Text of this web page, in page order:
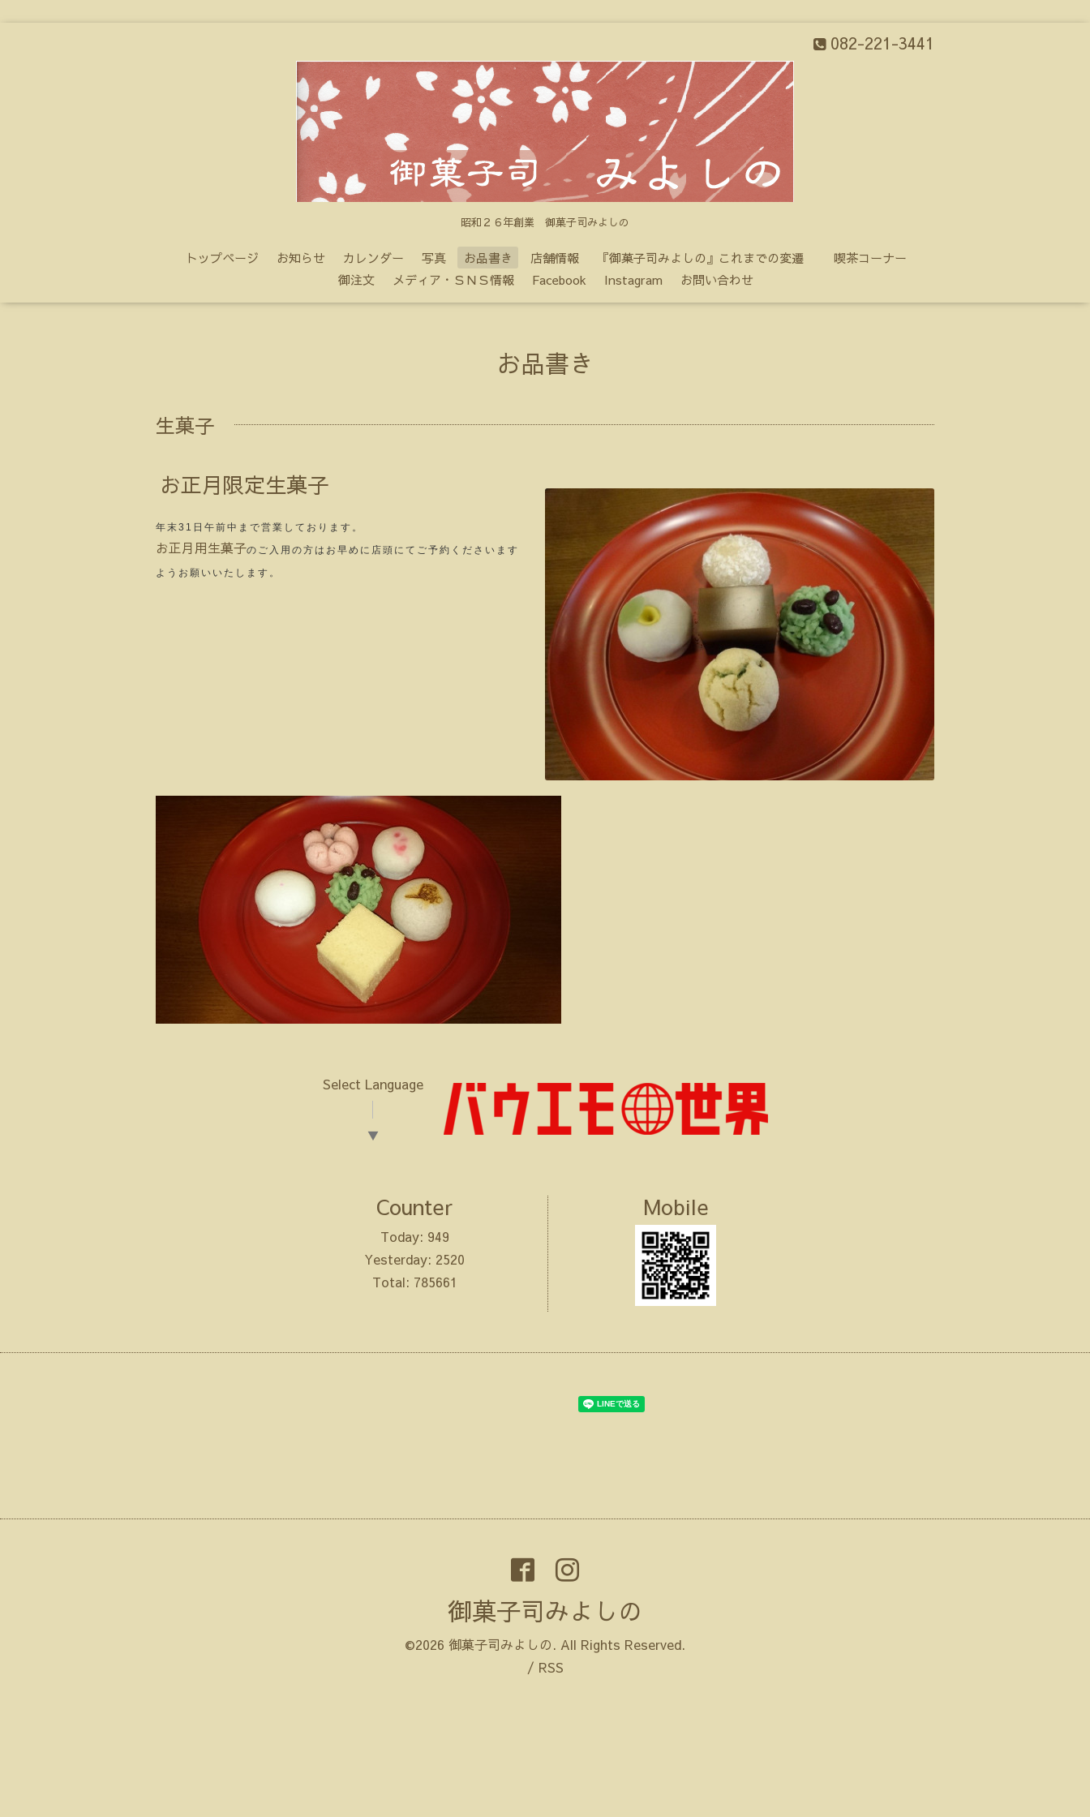
082-221-3441
昭和２６年創業 御菓子司みよしの
トップページ お知らせ カレンダー 写真 お品書き 店舗情報 『御菓子司みよしの』これまでの変遷
喫茶コーナー
御注文
メディア・ＳＮＳ情報 Facebook Instagram お問い合わせ
お品書き
生菓子
お正月限定生菓子
年末31日午前中まで営業しております。
お正月用生菓子のご入用の方はお早めに店頭にてご予約くださいます
ようお願いいたします。
Select Language
▼
Counter
Today: 949
Yesterday: 2520
Total: 785661
Mobile
御菓子司みよしの
©2026 御菓子司みよしの. All Rights Reserved.
/ RSS